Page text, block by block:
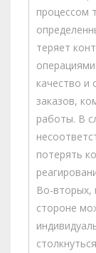
процессом
теряет
качество и
заказов,
работы. В
потерять
Во-вторых,
стороне